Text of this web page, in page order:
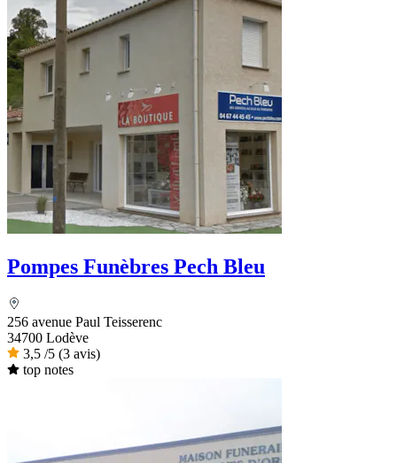
Pompes Funèbres Pech Bleu
256 avenue Paul Teisserenc
34700 Lodève
3,5 /5 (3 avis)
top notes